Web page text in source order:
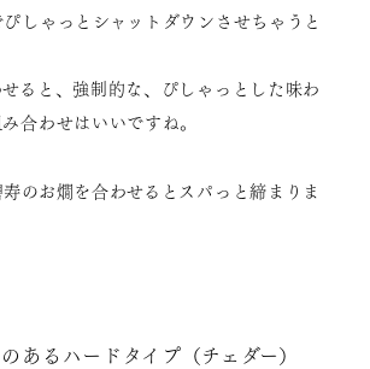
しゃっとシャットダウンさせちゃうと
ると、強制的な、ぴしゃっとした味わ
合わせはいいですね。
のお燗を合わせるとスパっと締まりま
あるハードタイプ（チェダー）